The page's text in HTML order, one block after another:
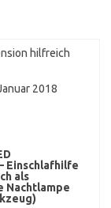
hilfreich
2018
Einschlafhilfe
als
Nachtlampe